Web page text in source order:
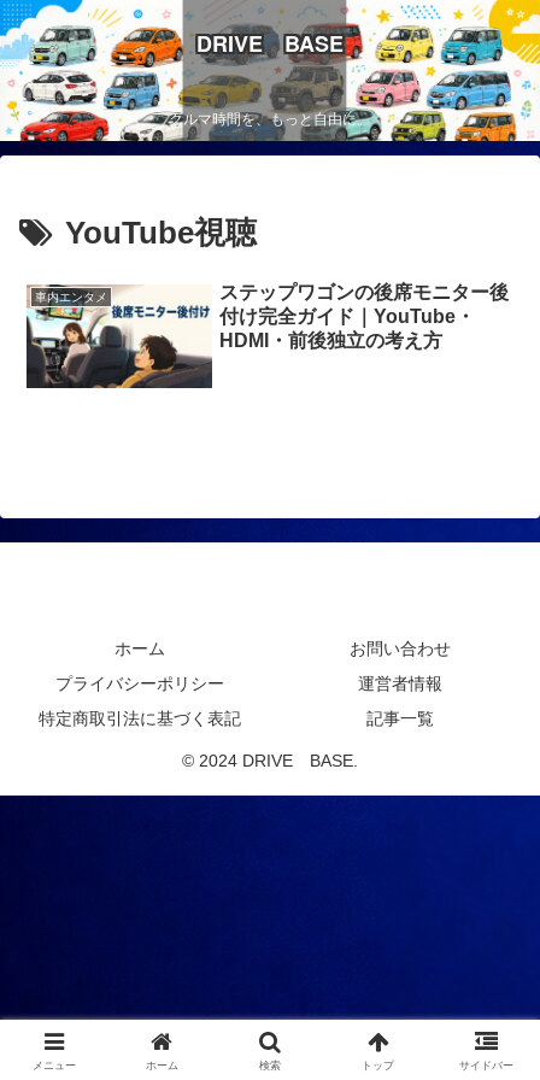
DRIVE BASE
クルマ時間を、もっと自由に。
YouTube視聴
車内エンタメ
ステップワゴンの後席モニター後
付け完全ガイド｜YouTube・
HDMI・前後独立の考え方
ホーム
お問い合わせ
プライバシーポリシー
運営者情報
特定商取引法に基づく表記
記事一覧
© 2024 DRIVE BASE.
メニュー ホーム 検索 トップ サイドバー